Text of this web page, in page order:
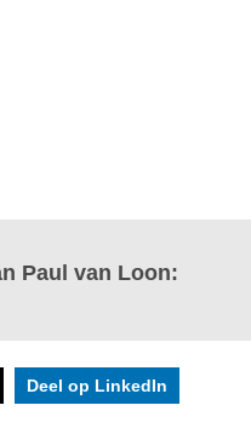
Paul van Loon:
Deel op LinkedIn